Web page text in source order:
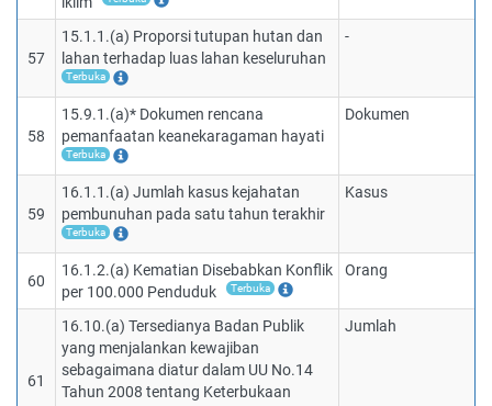
57
15.1.1.(a) Proporsi tutupan hutan dan
lahan terhadap luas lahan keseluruhan
Terbuka
-
58
15.9.1.(a)* Dokumen rencana
pemanfaatan keanekaragaman hayati
Terbuka
Dokumen
59
16.1.1.(a) Jumlah kasus kejahatan
pembunuhan pada satu tahun terakhir
Terbuka
Kasus
60
16.1.2.(a) Kematian Disebabkan Konflik
per 100.000 Penduduk
Terbuka
Orang
61
16.10.(a) Tersedianya Badan Publik
yang menjalankan kewajiban
sebagaimana diatur dalam UU No.14
Tahun 2008 tentang Keterbukaan
Jumlah